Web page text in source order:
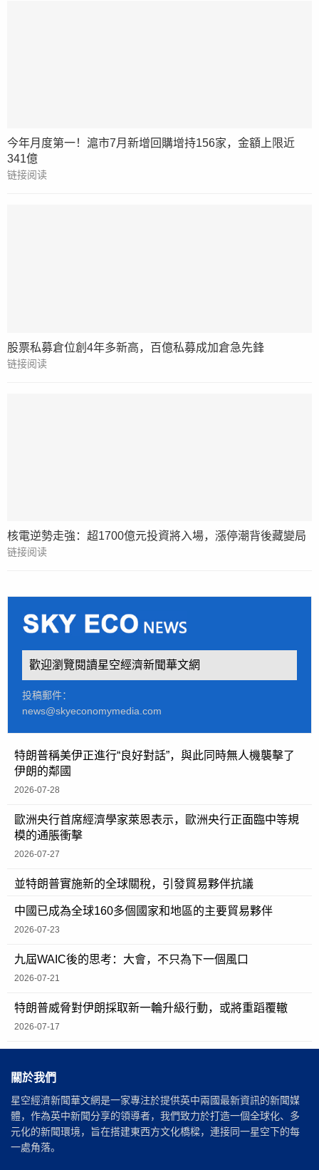
今年月度第一！滬市7月新增回購增持156家，金額上限近
341億
链接阅读
股票私募倉位創4年多新高，百億私募成加倉急先鋒
链接阅读
核電逆勢走強：超1700億元投資將入場，漲停潮背後藏變局
链接阅读
歡迎瀏覽閱讀星空經濟新聞華文網
投稿郵件：
news@skyeconomymedia.com
特朗普稱美伊正進行“良好對話”，與此同時無人機襲擊了
伊朗的鄰國
2026-07-28
歐洲央行首席經濟學家萊恩表示，歐洲央行正面臨中等規
模的通脹衝擊
2026-07-27
並特朗普實施新的全球關稅，引發貿易夥伴抗議
中國已成為全球160多個國家和地區的主要貿易夥伴
2026-07-23
九屆WAIC後的思考：大會，不只為下一個風口
2026-07-21
特朗普威脅對伊朗採取新一輪升級行動，或將重蹈覆轍
2026-07-17
關於我們
星空經濟新聞華文網是一家專注於提供英中兩國最新資訊的新聞媒
體，作為英中新聞分享的領導者，我們致力於打造一個全球化、多
元化的新聞環境，旨在搭建東西方文化橋樑，連接同一星空下的每
一處角落。